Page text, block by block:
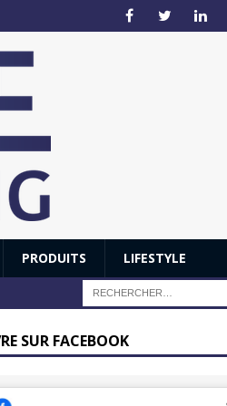
PRODUITS LIFESTYLE
SUR FACEBOOK